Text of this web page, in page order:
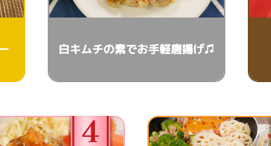
白キムチの素でお手軽唐揚げ♫